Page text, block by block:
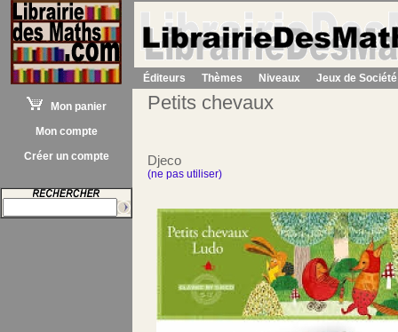
Mon panier
Mon compte
Créer un compte
Éditeurs Thèmes Niveaux Jeux de Société
Petits chevaux
Djeco
(ne pas utiliser)